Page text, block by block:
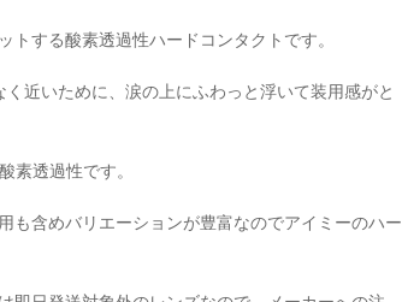
する酸素透過性ハードコンタクトです。
近いために、涙の上にふわっと浮いて装用感がと
素透過性です。
も含めバリエーションが豊富なのでアイミーのハー